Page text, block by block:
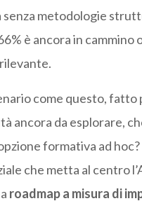
senza metodologie
è ancora in cammino
come questo, fatto
ancora da esplorare,
formativa ad
che metta al centro
roadmap a misura di